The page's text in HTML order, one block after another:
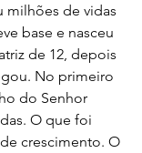
milhões de vidas
base e nasceu
de 12, depois
No primeiro
do Senhor
O que foi
crescimento. O